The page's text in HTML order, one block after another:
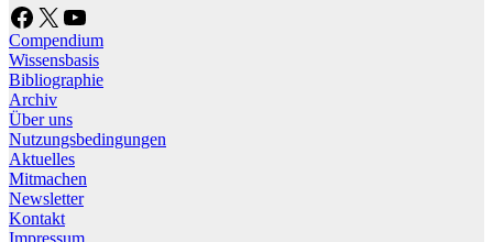
Facebook X YouTube
Compendium
Wissensbasis
Bibliographie
Archiv
Über uns
Nutzungsbedingungen
Aktuelles
Mitmachen
Newsletter
Kontakt
Impressum